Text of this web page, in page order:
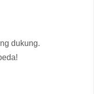
dukung.